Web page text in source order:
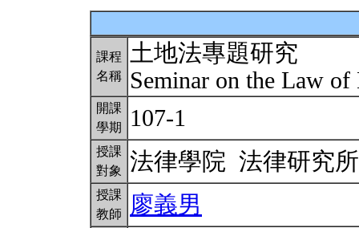
課程
名稱
土地法專題研究
Seminar on the Law
開課
學期
107-1
授課
對象
法律學院 法律研究
授課
教師
廖義男